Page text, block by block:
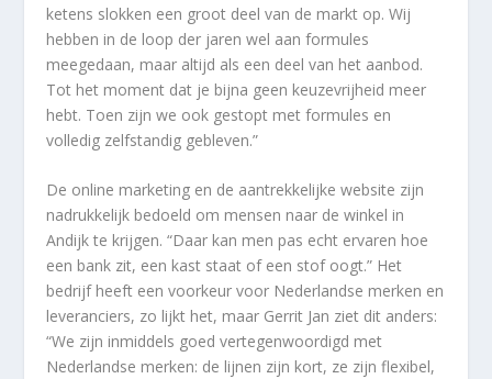
ketens slokken een groot deel van de markt op. Wij
hebben in de loop der jaren wel aan formules
meegedaan, maar altijd als een deel van het aanbod.
Tot het moment dat je bijna geen keuzevrijheid meer
hebt. Toen zijn we ook gestopt met formules en
volledig zelfstandig gebleven.”
De online marketing en de aantrekkelijke website zijn
nadrukkelijk bedoeld om mensen naar de winkel in
Andijk te krijgen. “Daar kan men pas echt ervaren hoe
een bank zit, een kast staat of een stof oogt.” Het
bedrijf heeft een voorkeur voor Nederlandse merken en
leveranciers, zo lijkt het, maar Gerrit Jan ziet dit anders:
“We zijn inmiddels goed vertegenwoordigd met
Nederlandse merken: de lijnen zijn kort, ze zijn flexibel,